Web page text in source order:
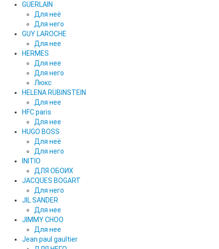
GUERLAIN
Для неё
Для него
GUY LAROCHE
Для нее
HERMES
Для нее
Для него
Люкс
HELENA RUBINSTEIN
Для нее
HFC paris
Для нее
HUGO BOSS
Для неё
Для него
INITIO
ДЛЯ ОБОИХ
JACQUES BOGART
Для него
JIL SANDER
Для нее
JIMMY CHOO
Для нее
Jean paul gaultier